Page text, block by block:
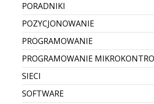
PORADNIKI
POZYCJONOWANIE
PROGRAMOWANIE
PROGRAMOWANIE
SIECI
SOFTWARE